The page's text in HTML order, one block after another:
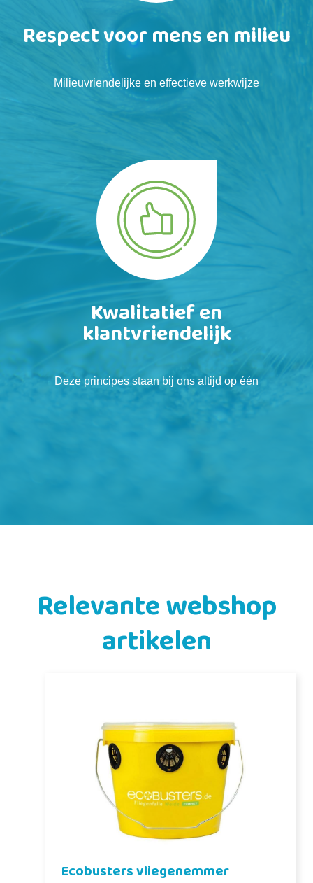
Respect voor mens en milieu
Milieuvriendelijke en effectieve werkwijze
Kwalitatief en
klantvriendelijk
Deze principes staan bij ons altijd op één
Relevante webshop
artikelen
Ecobusters vliegenemmer